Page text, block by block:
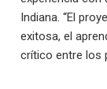
Indiana. “El
exitosa, el
crítico entre los